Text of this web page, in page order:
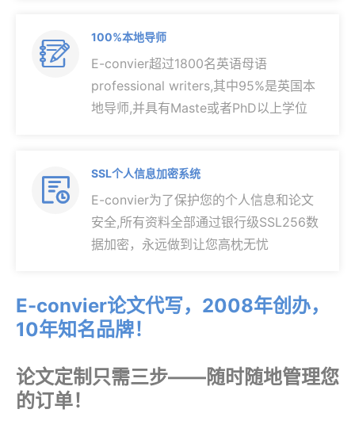

100%本地导师
E-convier超过1800名英语母语
professional writers,其中95%是英国本
地导师,并具有Maste或者PhD以上学位

SSL个人信息加密系统
E-convier为了保护您的个人信息和论文
安全,所有资料全部通过银行级SSL256数
据加密，永远做到让您高枕无忧
E-convier论文代写，2008年创办，
10年知名品牌！
论文定制只需三步——随时随地管理您
的订单！